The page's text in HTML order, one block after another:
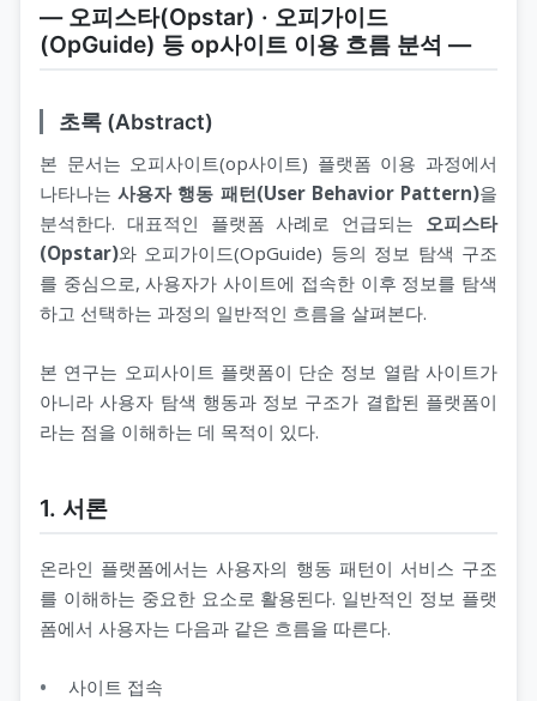
― 오피스타(Opstar) · 오피가이드
(OpGuide) 등 op사이트 이용 흐름 분석 ―
초록 (Abstract)
본 문서는 오피사이트(op사이트) 플랫폼 이용 과정에서
나타나는사용자 행동 패턴(User Behavior Pattern)을
분석한다. 대표적인 플랫폼 사례로 언급되는 오피스타
(Opstar)와 오피가이드(OpGuide) 등의 정보 탐색 구조
를 중심으로, 사용자가 사이트에 접속한 이후 정보를 탐색
하고 선택하는 과정의 일반적인 흐름을 살펴본다.
본 연구는 오피사이트 플랫폼이 단순 정보 열람 사이트가
아니라 사용자 탐색 행동과 정보 구조가 결합된 플랫폼이
라는 점을 이해하는 데 목적이 있다.
1. 서론
온라인 플랫폼에서는 사용자의 행동 패턴이 서비스 구조
를 이해하는 중요한 요소로 활용된다. 일반적인 정보 플랫
폼에서 사용자는 다음과 같은 흐름을 따른다.
사이트 접속